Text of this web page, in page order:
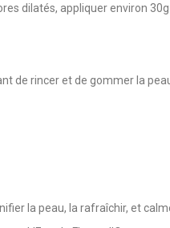
dilatés, appliquer environ
de rincer et de gommer la
la peau, la rafraîchir, et